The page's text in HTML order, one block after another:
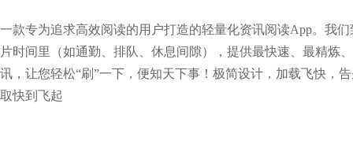
一款专为追求高效阅读的用户打造的轻量化资讯阅读App。我
片时间里（如通勤、排队、休息间隙），提供最快速、最精炼
讯，让您轻松“刷”一下，便知天下事！极简设计，加载飞快，
取快到飞起